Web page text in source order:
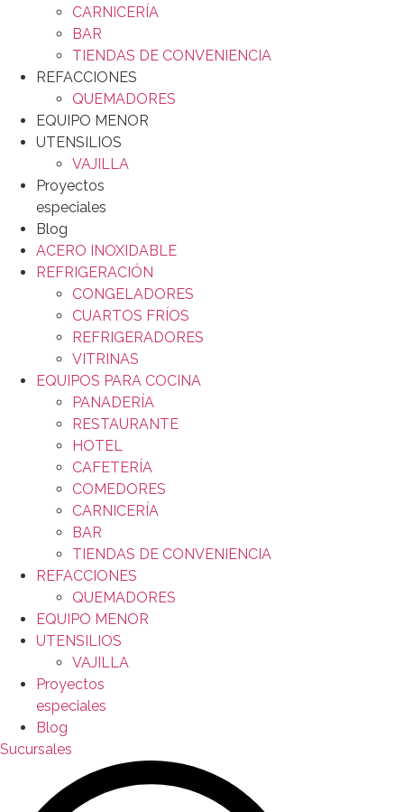
CARNICERÍA
BAR
TIENDAS DE CONVENIENCIA
REFACCIONES
QUEMADORES
EQUIPO MENOR
UTENSILIOS
VAJILLA
Proyectos
especiales
Blog
ACERO INOXIDABLE
REFRIGERACIÓN
CONGELADORES
CUARTOS FRÍOS
REFRIGERADORES
VITRINAS
EQUIPOS PARA COCINA
PANADERÍA
RESTAURANTE
HOTEL
CAFETERÍA
COMEDORES
CARNICERÍA
BAR
TIENDAS DE CONVENIENCIA
REFACCIONES
QUEMADORES
EQUIPO MENOR
UTENSILIOS
VAJILLA
Proyectos
especiales
Blog
Sucursales